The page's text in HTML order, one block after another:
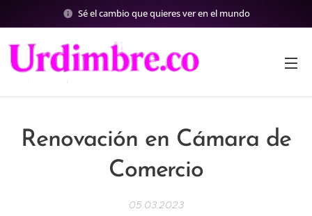
Sé el cambio que quieres ver en el mundo
Renovación en Cámara de
Comercio
05.03.2023